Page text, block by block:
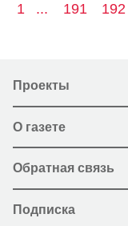
1 ... 191 192
Проекты
О газете
Обратная связь
Подписка